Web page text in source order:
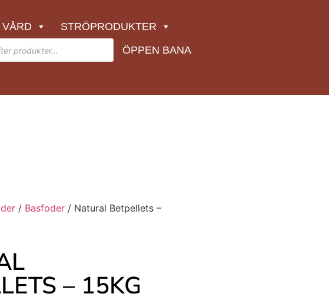
STRÖPRODUKTER
ÖPPEN BANA
/ Basfoder / Natural Betpellets –
– 15KG